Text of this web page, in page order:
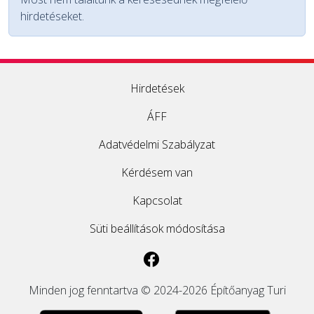
hirdetéseket.
Hirdetések
ÁFF
Adatvédelmi Szabályzat
Kérdésem van
Kapcsolat
Süti beállítások módosítása
Minden jog fenntartva © 2024-2026 Építőanyag Turi